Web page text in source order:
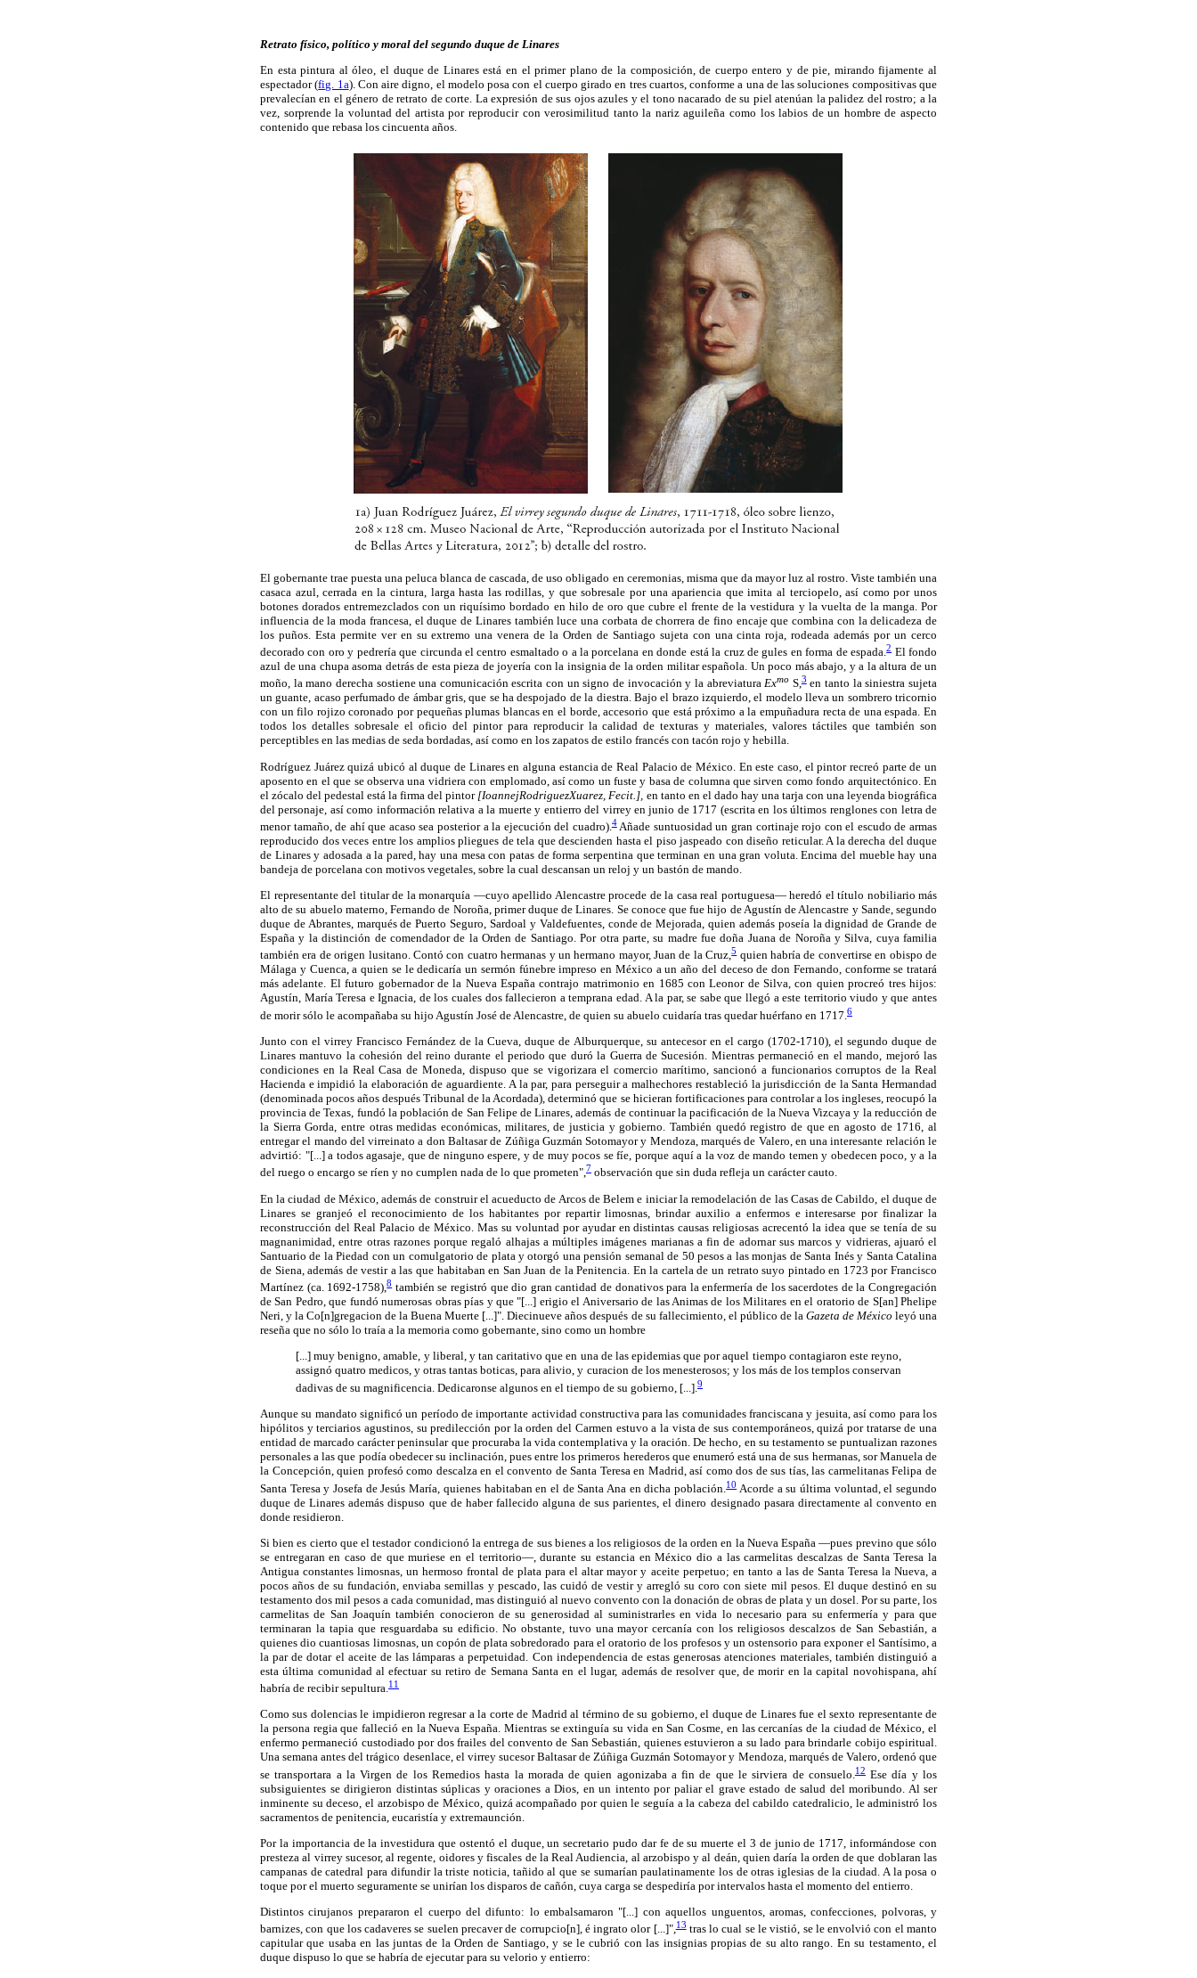
Retrato físico, político y moral del segundo duque de Linares
En esta pintura al óleo, el duque de Linares está en el primer plano de la composición, de cuerpo entero y de pie, mirando fijamente al
espectador (fig. 1a). Con aire digno, el modelo posa con el cuerpo girado en tres cuartos, conforme a una de las soluciones compositivas que
prevalecían en el género de retrato de corte. La expresión de sus ojos azules y el tono nacarado de su piel atenúan la palidez del rostro; a la
vez, sorprende la voluntad del artista por reproducir con verosimilitud tanto la nariz aguileña como los labios de un hombre de aspecto
contenido que rebasa los cincuenta años.
El gobernante trae puesta una peluca blanca de cascada, de uso obligado en ceremonias, misma que da mayor luz al rostro. Viste también una
casaca azul, cerrada en la cintura, larga hasta las rodillas, y que sobresale por una apariencia que imita al terciopelo, así como por unos
botones dorados entremezclados con un riquísimo bordado en hilo de oro que cubre el frente de la vestidura y la vuelta de la manga. Por
influencia de la moda francesa, el duque de Linares también luce una corbata de chorrera de fino encaje que combina con la delicadeza de
los puños. Esta permite ver en su extremo una venera de la Orden de Santiago sujeta con una cinta roja, rodeada además por un cerco
decorado con oro y pedrería que circunda el centro esmaltado o a la porcelana en donde está la cruz de gules en forma de espada.2El fondo
azul de una chupa asoma detrás de esta pieza de joyería con la insignia de la orden militar española. Un poco más abajo, y a la altura de un
moño, la mano derecha sostiene una comunicación escrita con un signo de invocación y la abreviaturaExmo S,3en tanto la siniestra sujeta
un guante, acaso perfumado de ámbar gris, que se ha despojado de la diestra. Bajo el brazo izquierdo, el modelo lleva un sombrero tricornio
con un filo rojizo coronado por pequeñas plumas blancas en el borde, accesorio que está próximo a la empuñadura recta de una espada. En
todos los detalles sobresale el oficio del pintor para reproducir la calidad de texturas y materiales, valores táctiles que también son
perceptibles en las medias de seda bordadas, así como en los zapatos de estilo francés con tacón rojo y hebilla.
Rodríguez Juárez quizá ubicó al duque de Linares en alguna estancia de Real Palacio de México. En este caso, el pintor recreó parte de un
aposento en el que se observa una vidriera con emplomado, así como un fuste y basa de columna que sirven como fondo arquitectónico. En
el zócalo del pedestal está la firma del pintor [IoannejRodriguezXuarez, Fecit.], en tanto en el dado hay una tarja con una leyenda biográfica
del personaje, así como información relativa a la muerte y entierro del virrey en junio de 1717 (escrita en los últimos renglones con letra de
menor tamaño, de ahí que acaso sea posterior a la ejecución del cuadro).4Añade suntuosidad un gran cortinaje rojo con el escudo de armas
reproducido dos veces entre los amplios pliegues de tela que descienden hasta el piso jaspeado con diseño reticular. A la derecha del duque
de Linares y adosada a la pared, hay una mesa con patas de forma serpentina que terminan en una gran voluta. Encima del mueble hay una
bandeja de porcelana con motivos vegetales, sobre la cual descansan un reloj y un bastón de mando.
El representante del titular de la monarquía —cuyo apellido Alencastre procede de la casa real portuguesa— heredó el título nobiliario más
alto de su abuelo materno, Fernando de Noroña, primer duque de Linares. Se conoce que fue hijo de Agustín de Alencastre y Sande, segundo
duque de Abrantes, marqués de Puerto Seguro, Sardoal y Valdefuentes, conde de Mejorada, quien además poseía la dignidad de Grande de
España y la distinción de comendador de la Orden de Santiago. Por otra parte, su madre fue doña Juana de Noroña y Silva, cuya familia
también era de origen lusitano. Contó con cuatro hermanas y un hermano mayor, Juan de la Cruz,5quien habría de convertirse en obispo de
Málaga y Cuenca, a quien se le dedicaría un sermón fúnebre impreso en México a un año del deceso de don Fernando, conforme se tratará
más adelante. El futuro gobernador de la Nueva España contrajo matrimonio en 1685 con Leonor de Silva, con quien procreó tres hijos:
Agustín, María Teresa e Ignacia, de los cuales dos fallecieron a temprana edad. A la par, se sabe que llegó a este territorio viudo y que antes
de morir sólo le acompañaba su hijo Agustín José de Alencastre, de quien su abuelo cuidaría tras quedar huérfano en 1717. 6
Junto con el virrey Francisco Fernández de la Cueva, duque de Alburquerque, su antecesor en el cargo (1702-1710), el segundo duque de
Linares mantuvo la cohesión del reino durante el periodo que duró la Guerra de Sucesión. Mientras permaneció en el mando, mejoró las
condiciones en la Real Casa de Moneda, dispuso que se vigorizara el comercio marítimo, sancionó a funcionarios corruptos de la Real
Hacienda e impidió la elaboración de aguardiente. A la par, para perseguir a malhechores restableció la jurisdicción de la Santa Hermandad
(denominada pocos años después Tribunal de la Acordada), determinó que se hicieran fortificaciones para controlar a los ingleses, reocupó la
provincia de Texas, fundó la población de San Felipe de Linares, además de continuar la pacificación de la Nueva Vizcaya y la reducción de
la Sierra Gorda, entre otras medidas económicas, militares, de justicia y gobierno. También quedó registro de que en agosto de 1716, al
entregar el mando del virreinato a don Baltasar de Zúñiga Guzmán Sotomayor y Mendoza, marqués de Valero, en una interesante relación le
advirtió: "[...] a todos agasaje, que de ninguno espere, y de muy pocos se fíe, porque aquí a la voz de mando temen y obedecen poco, y a la
del ruego o encargo se ríen y no cumplen nada de lo que prometen",7 observación que sin duda refleja un carácter cauto.
En la ciudad de México, además de construir el acueducto de Arcos de Belem e iniciar la remodelación de las Casas de Cabildo, el duque de
Linares se granjeó el reconocimiento de los habitantes por repartir limosnas, brindar auxilio a enfermos e interesarse por finalizar la
reconstrucción del Real Palacio de México. Mas su voluntad por ayudar en distintas causas religiosas acrecentó la idea que se tenía de su
magnanimidad, entre otras razones porque regaló alhajas a múltiples imágenes marianas a fin de adornar sus marcos y vidrieras, ajuaró el
Santuario de la Piedad con un comulgatorio de plata y otorgó una pensión semanal de 50 pesos a las monjas de Santa Inés y Santa Catalina
de Siena, además de vestir a las que habitaban en San Juan de la Penitencia. En la cartela de un retrato suyo pintado en 1723 por Francisco
Martínez (ca. 1692-1758),8también se registró que dio gran cantidad de donativos para la enfermería de los sacerdotes de la Congregación
de San Pedro, que fundó numerosas obras pías y que "[...] erigio el Aniversario de las Animas de los Militares en el oratorio de S[an] Phelipe
Neri, y la Co[n]gregacion de la Buena Muerte [...]". Diecinueve años después de su fallecimiento, el público de la Gazeta de México leyó una
reseña que no sólo lo traía a la memoria como gobernante, sino como un hombre
[...] muy benigno, amable, y liberal, y tan caritativo que en una de las epidemias que por aquel tiempo contagiaron este reyno,
assignó quatro medicos, y otras tantas boticas, para alivio, y curacion de los menesterosos; y los más de los templos conservan
dadivas de su magnificencia. Dedicaronse algunos en el tiempo de su gobierno, [...]. 9
Aunque su mandato significó un período de importante actividad constructiva para las comunidades franciscana y jesuita, así como para los
hipólitos y terciarios agustinos, su predilección por la orden del Carmen estuvo a la vista de sus contemporáneos, quizá por tratarse de una
entidad de marcado carácter peninsular que procuraba la vida contemplativa y la oración. De hecho, en su testamento se puntualizan razones
personales a las que podía obedecer su inclinación, pues entre los primeros herederos que enumeró está una de sus hermanas, sor Manuela de
la Concepción, quien profesó como descalza en el convento de Santa Teresa en Madrid, así como dos de sus tías, las carmelitanas Felipa de
Santa Teresa y Josefa de Jesús María, quienes habitaban en el de Santa Ana en dicha población.10Acorde a su última voluntad, el segundo
duque de Linares además dispuso que de haber fallecido alguna de sus parientes, el dinero designado pasara directamente al convento en
donde residieron.
Si bien es cierto que el testador condicionó la entrega de sus bienes a los religiosos de la orden en la Nueva España —pues previno que sólo
se entregaran en caso de que muriese en el territorio—, durante su estancia en México dio a las carmelitas descalzas de Santa Teresa la
Antigua constantes limosnas, un hermoso frontal de plata para el altar mayor y aceite perpetuo; en tanto a las de Santa Teresa la Nueva, a
pocos años de su fundación, enviaba semillas y pescado, las cuidó de vestir y arregló su coro con siete mil pesos. El duque destinó en su
testamento dos mil pesos a cada comunidad, mas distinguió al nuevo convento con la donación de obras de plata y un dosel. Por su parte, los
carmelitas de San Joaquín también conocieron de su generosidad al suministrarles en vida lo necesario para su enfermería y para que
terminaran la tapia que resguardaba su edificio. No obstante, tuvo una mayor cercanía con los religiosos descalzos de San Sebastián, a
quienes dio cuantiosas limosnas, un copón de plata sobredorado para el oratorio de los profesos y un ostensorio para exponer el Santísimo, a
la par de dotar el aceite de las lámparas a perpetuidad. Con independencia de estas generosas atenciones materiales, también distinguió a
esta última comunidad al efectuar su retiro de Semana Santa en el lugar, además de resolver que, de morir en la capital novohispana, ahí
habría de recibir sepultura.11
Como sus dolencias le impidieron regresar a la corte de Madrid al término de su gobierno, el duque de Linares fue el sexto representante de
la persona regia que falleció en la Nueva España. Mientras se extinguía su vida en San Cosme, en las cercanías de la ciudad de México, el
enfermo permaneció custodiado por dos frailes del convento de San Sebastián, quienes estuvieron a su lado para brindarle cobijo espiritual.
Una semana antes del trágico desenlace, el virrey sucesor Baltasar de Zúñiga Guzmán Sotomayor y Mendoza, marqués de Valero, ordenó que
se transportara a la Virgen de los Remedios hasta la morada de quien agonizaba a fin de que le sirviera de consuelo.12Ese día y los
subsiguientes se dirigieron distintas súplicas y oraciones a Dios, en un intento por paliar el grave estado de salud del moribundo. Al ser
inminente su deceso, el arzobispo de México, quizá acompañado por quien le seguía a la cabeza del cabildo catedralicio, le administró los
sacramentos de penitencia, eucaristía y extremaunción.
Por la importancia de la investidura que ostentó el duque, un secretario pudo dar fe de su muerte el 3 de junio de 1717, informándose con
presteza al virrey sucesor, al regente, oidores y fiscales de la Real Audiencia, al arzobispo y al deán, quien daría la orden de que doblaran las
campanas de catedral para difundir la triste noticia, tañido al que se sumarían paulatinamente los de otras iglesias de la ciudad. A la posa o
toque por el muerto seguramente se unirían los disparos de cañón, cuya carga se despediría por intervalos hasta el momento del entierro.
Distintos cirujanos prepararon el cuerpo del difunto: lo embalsamaron "[...] con aquellos unguentos, aromas, confecciones, polvoras, y
barnizes, con que los cadaveres se suelen precaver de corrupcio[n], é ingrato olor [...]",13tras lo cual se le vistió, se le envolvió con el manto
capitular que usaba en las juntas de la Orden de Santiago, y se le cubrió con las insignias propias de su alto rango. En su testamento, el
duque dispuso lo que se habría de ejecutar para su velorio y entierro: